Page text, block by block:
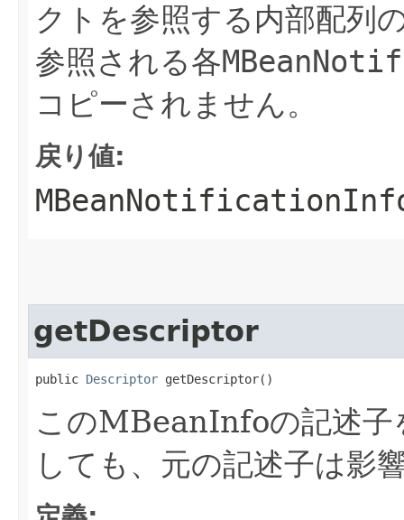
クトを参照する内部配列
参照される各
コピーされません。
戻り値:
getDescriptor
public Descriptor getDescriptor()
このMBeanInfoの記述子
しても、元の記述子は影